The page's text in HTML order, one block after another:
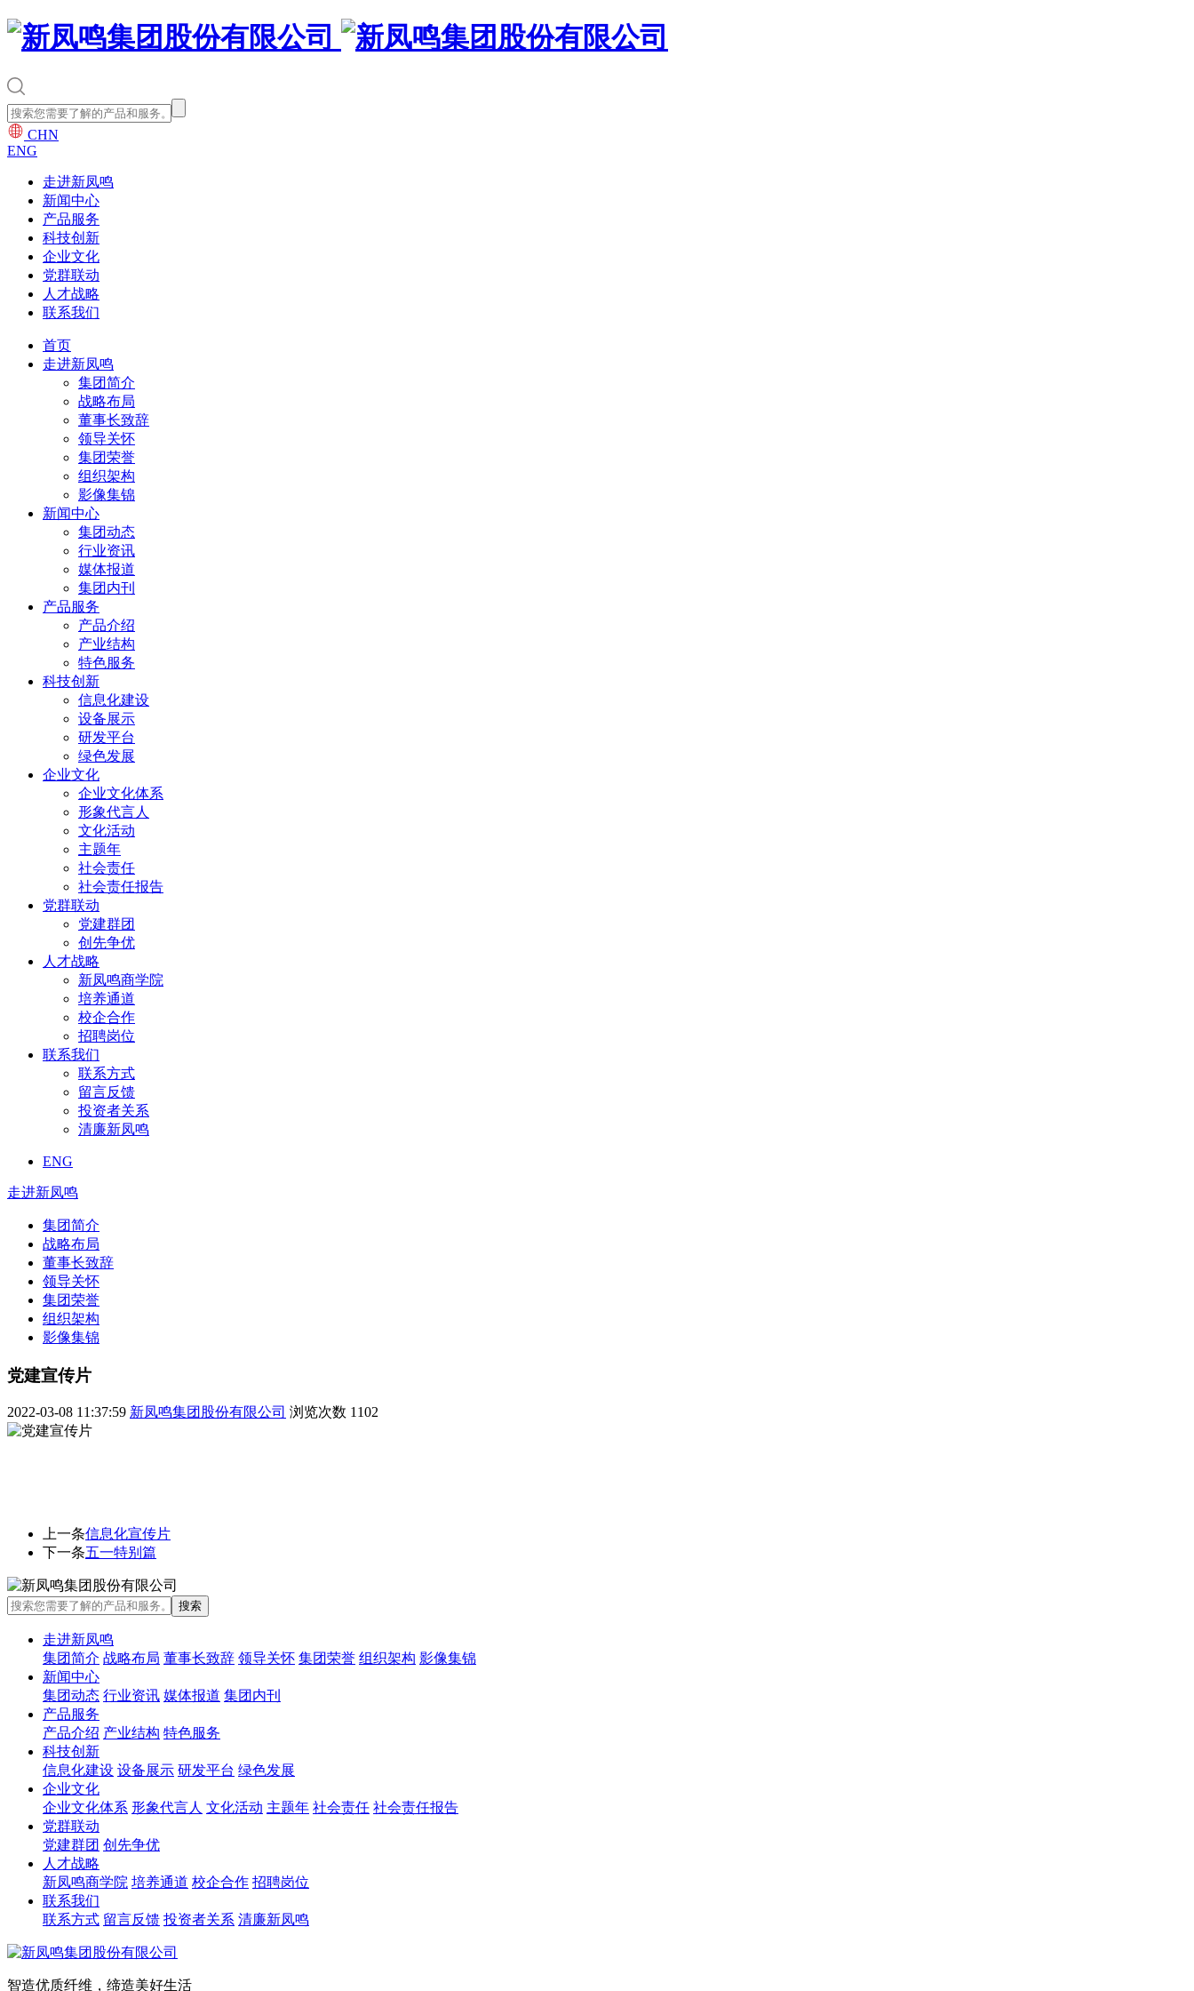
CHN
ENG
走进新凤鸣
新闻中心
产品服务
科技创新
企业文化
党群联动
人才战略
联系我们
首页
走进新凤鸣
集团简介
战略布局
董事长致辞
领导关怀
集团荣誉
组织架构
影像集锦
新闻中心
集团动态
行业资讯
媒体报道
集团内刊
产品服务
产品介绍
产业结构
特色服务
科技创新
信息化建设
设备展示
研发平台
绿色发展
企业文化
企业文化体系
形象代言人
文化活动
主题年
社会责任
社会责任报告
党群联动
党建群团
创先争优
人才战略
新凤鸣商学院
培养通道
校企合作
招聘岗位
联系我们
联系方式
留言反馈
投资者关系
清廉新凤鸣
ENG
走进新凤鸣
集团简介
战略布局
董事长致辞
领导关怀
集团荣誉
组织架构
影像集锦
党建宣传片
2022-03-08 11:37:59 新凤鸣集团股份有限公司 浏览次数 1102
上一条信息化宣传片
下一条五一特别篇
走进新凤鸣
集团简介 战略布局 董事长致辞 领导关怀 集团荣誉 组织架构 影像集锦
新闻中心
集团动态 行业资讯 媒体报道 集团内刊
产品服务
产品介绍 产业结构 特色服务
科技创新
信息化建设 设备展示 研发平台 绿色发展
企业文化
企业文化体系 形象代言人 文化活动 主题年 社会责任 社会责任报告
党群联动
党建群团 创先争优
人才战略
新凤鸣商学院 培养通道 校企合作 招聘岗位
联系我们
联系方式 留言反馈 投资者关系 清廉新凤鸣
智造优质纤维，缔造美好生活